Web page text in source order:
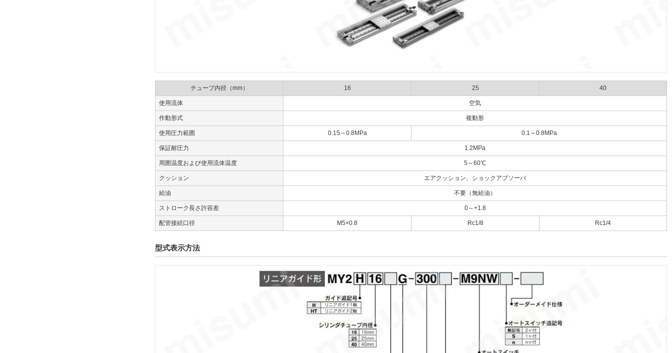
チューブ内径（mm） 16 25 40
使用流体 空気
作動形式 複動形
使用圧力範囲 0.15～0.8MPa 0.1～0.8MPa
保証耐圧力 1.2MPa
周囲温度および使用流体温度 5～60℃
クッション エアクッション、ショックアブソーバ
給油 不要（無給油）
ストローク長さ許容差 0～+1.8
配管接続口径 M5×0.8 Rc1/8 Rc1/4
型式表示方法